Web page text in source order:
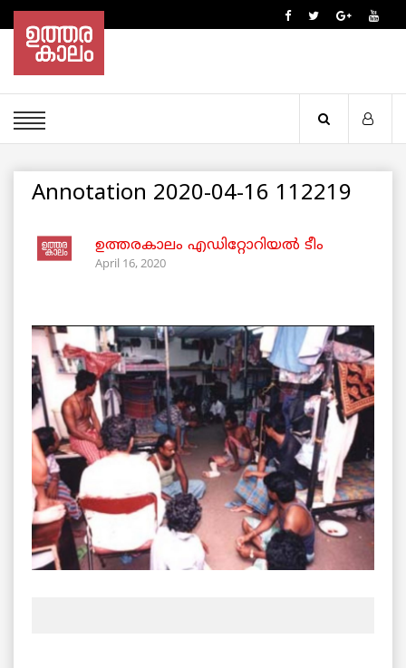
Annotation 2020-04-16 112219
ഉത്തരകാലം എഡിറ്റോറിയല്‍ ടീം
April 16, 2020